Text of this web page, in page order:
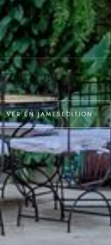
VER EN JAMESEDITION